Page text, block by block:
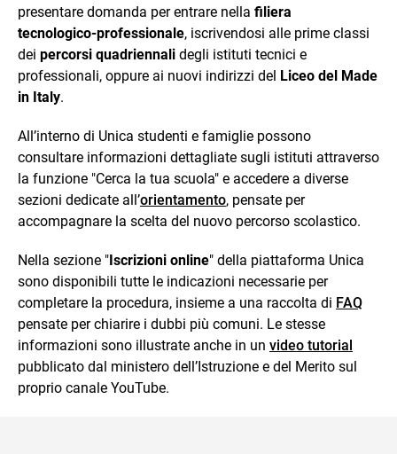
presentare domanda per entrare nella filiera
tecnologico‑professionale, iscrivendosi alle prime classi
dei percorsi quadriennali degli istituti tecnici e
professionali, oppure ai nuovi indirizzi del Liceo del Made
in Italy.
All’interno di Unica studenti e famiglie possono
consultare informazioni dettagliate sugli istituti attraverso
la funzione "Cerca la tua scuola" e accedere a diverse
sezioni dedicate all’orientamento, pensate per
accompagnare la scelta del nuovo percorso scolastico.
Nella sezione "Iscrizioni online" della piattaforma Unica
sono disponibili tutte le indicazioni necessarie per
completare la procedura, insieme a una raccolta di FAQ
pensate per chiarire i dubbi più comuni. Le stesse
informazioni sono illustrate anche in un video tutorial
pubblicato dal ministero dell’Istruzione e del Merito sul
proprio canale YouTube.